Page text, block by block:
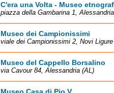
C'era una Volta - Museo
piazza della Gambarina 1,
Museo dei Campionissimi
viale dei Campionissimi 2, Novi
Museo del Cappello Borsalino
via Cavour 84, Alessandria (AL)